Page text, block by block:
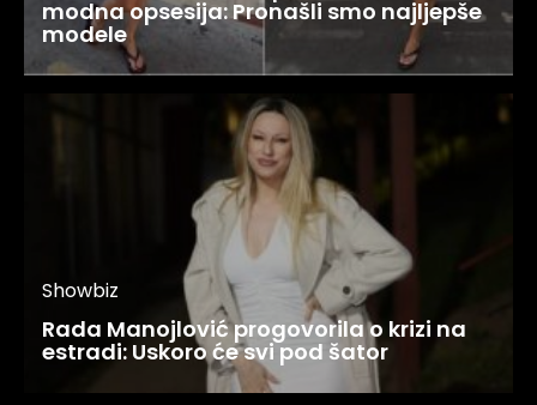
modna opsesija: Pronašli smo najljepše
modele
Showbiz
Rada Manojlović progovorila o krizi na
estradi: Uskoro će svi pod šator